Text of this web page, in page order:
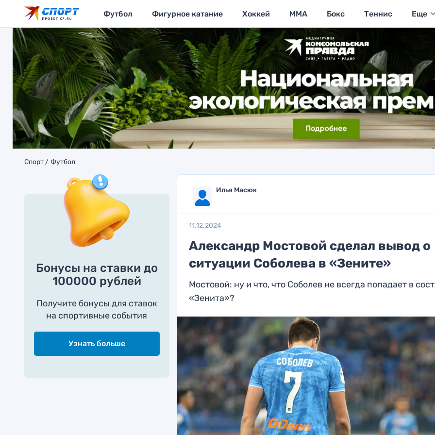
Футбол Фигурное катание Хоккей MMA Бокс Теннис Еще
Спорт Футбол
Бонусы на ставки до
100000 рублей
Получите бонусы для ставок
на спортивные события
Узнать больше
Илья Масюк
11.12.2024
Александр Мостовой сделал вывод о
ситуации Соболева в «Зените»
Мостовой: ну и что, что Соболев не всегда попадает в
«Зенита»?